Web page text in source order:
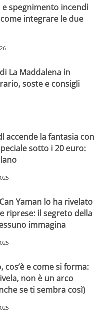
e spegnimento incendi
integrare le due
La Maddalena in
soste e consigli
accende la fantasia con
sotto i 20 euro:
Yaman lo ha rivelato
riprese: il segreto della
immagina
cos’è e come si forma:
non è un arco
se ti sembra così)